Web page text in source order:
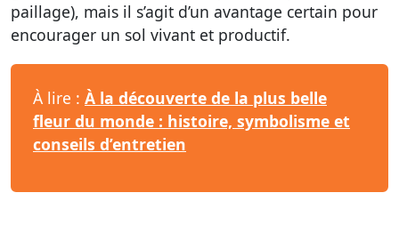
paillage), mais il s’agit d’un avantage certain pour
encourager un sol vivant et productif.
À lire : À la découverte de la plus belle
fleur du monde : histoire, symbolisme et
conseils d’entretien